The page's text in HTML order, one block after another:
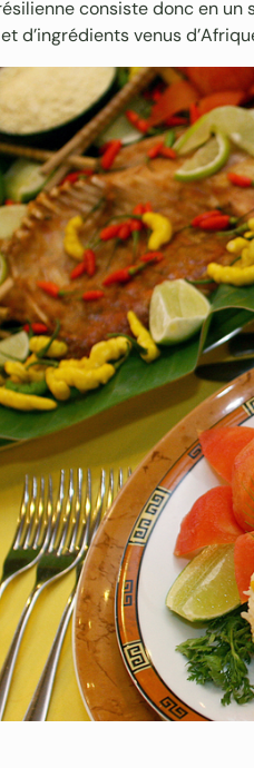
consiste donc en
d’ingrédients venus